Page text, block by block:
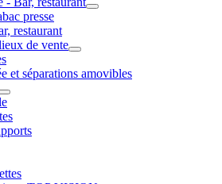
presse
restaurant
de vente
et séparations amovibles